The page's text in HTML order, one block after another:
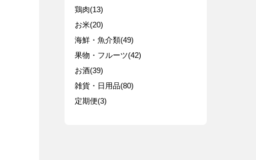
鶏肉(13)
お米(20)
海鮮・魚介類(49)
果物・フルーツ(42)
お酒(39)
雑貨・日用品(80)
定期便(3)